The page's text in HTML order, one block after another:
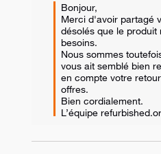
Bonjour,
Merci d'avoir partagé
désolés que le
besoins.
Nous sommes
vous ait semblé bien
en compte votre
offres.
Bien cordialement.
L’équipe